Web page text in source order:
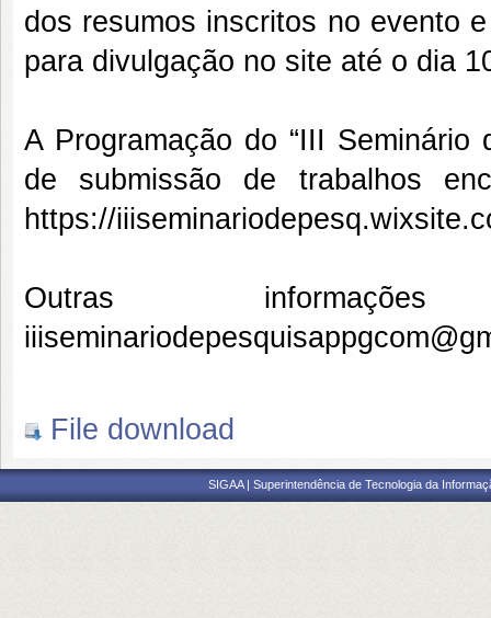
dos resumos inscritos no evento
para divulgação no site até o dia
A Programação do “III
de submissão de trabalhos
https://
Outras
File download
SIGAA | Superintendência de Tecnologia da